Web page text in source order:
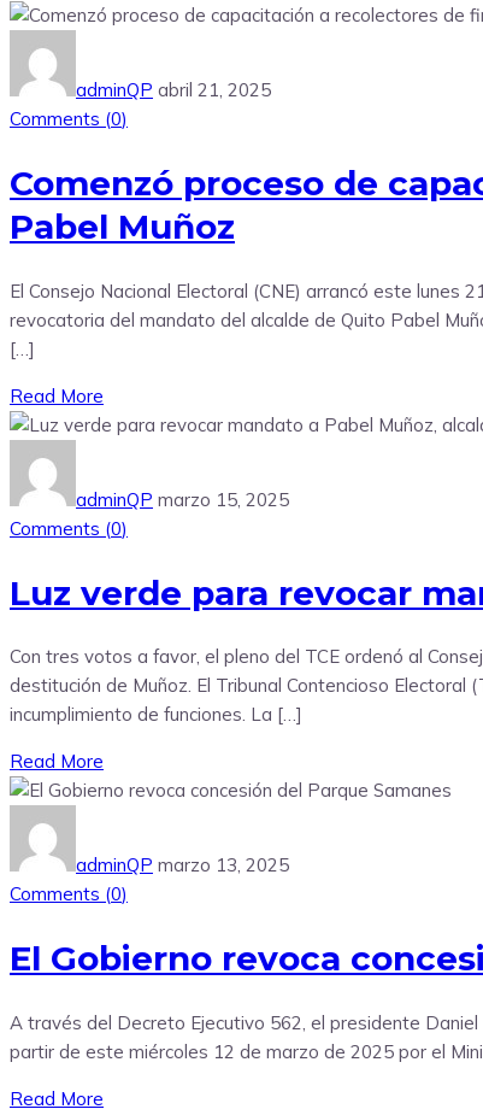
adminQP abril 21, 2025
Comments (0)
Comenzó proceso de
Pabel Muñoz
El Consejo Nacional Electoral (CNE) arrancó este
revocatoria del mandato del alcalde de Quito Pabel
[…]
Read More
adminQP marzo 15, 2025
Comments (0)
Luz verde para revocar
Con tres votos a favor, el pleno del TCE ordenó al
destitución de Muñoz. El Tribunal Contencioso
incumplimiento de funciones. La […]
Read More
adminQP marzo 13, 2025
Comments (0)
El Gobierno revoca
A través del Decreto Ejecutivo 562, el presidente
partir de este miércoles 12 de marzo de 2025 por el
Read More